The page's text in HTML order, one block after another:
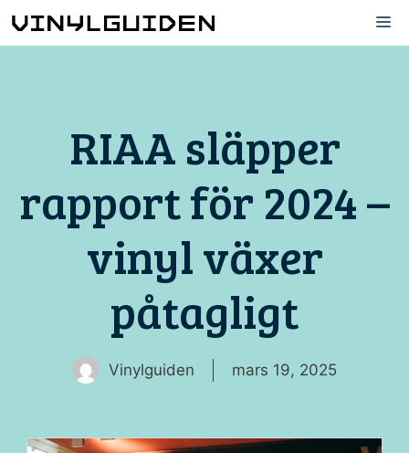
till
RIAA släpper
rapport för 2024 –
vinyl växer
påtagligt
Vinylguiden mars 19, 2025